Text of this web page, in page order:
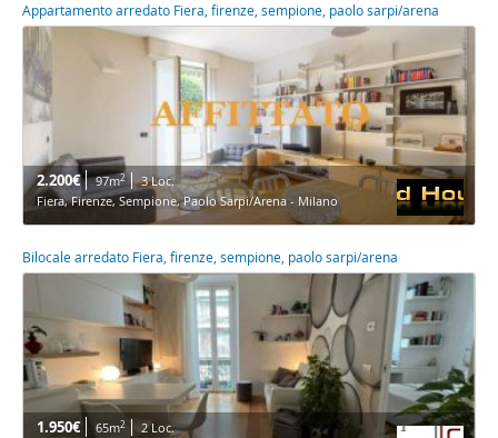
Appartamento arredato Fiera, firenze, sempione, paolo sarpi/arena
2.200€ 97m2
3 Loc.
Fiera, Firenze, Sempione, Paolo Sarpi/Arena - Milano
Bilocale arredato Fiera, firenze, sempione, paolo sarpi/arena
1.950€ 65m2
2 Loc.